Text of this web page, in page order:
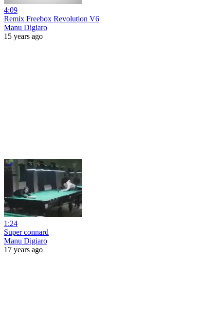
4:09
Remix Freebox Revolution V6
Manu Digiaro
15 years ago
1:24
Super connard
Manu Digiaro
17 years ago